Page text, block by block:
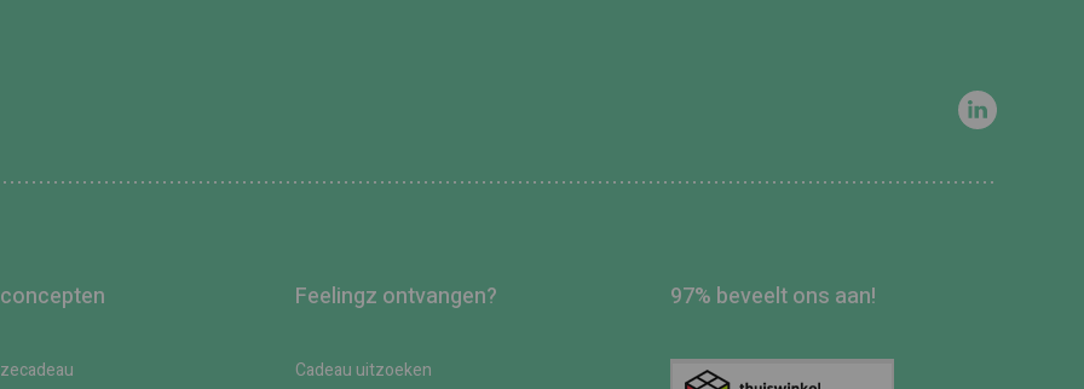
Feelingz ontvangen?
Cadeau uitzoeken
97% beveelt ons aan!